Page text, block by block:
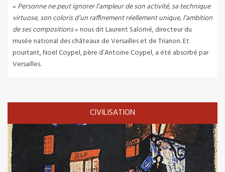
« Personne ne peut ignorer l’ampleur de son activité, sa technique
virtuose, son coloris d’un raffinement réellement unique, l’ambition
de ses compositions» nous dit Laurent Salomé, directeur du
musée national des châteaux de Versailles et de Trianon. Et
pourtant, Noël Coypel, père d’Antoine Coypel, a été absorbé par
Versailles.
CIVILISATION